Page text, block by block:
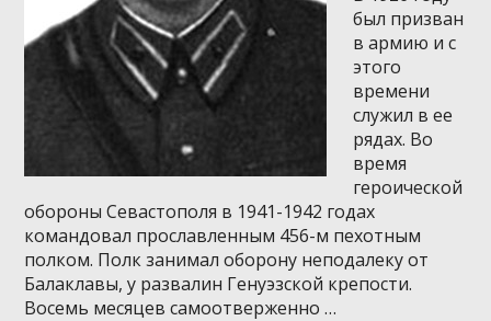
был призван
в армию и с
этого
времени
служил в ее
рядах. Во
время
героической
обороны Севастополя в 1941-1942 годах
командовал прославленным 456-м пехотным
полком. Полк занимал оборону неподалеку от
Балаклавы, у развалин Генуэзской крепости.
Восемь месяцев самоотверженно …